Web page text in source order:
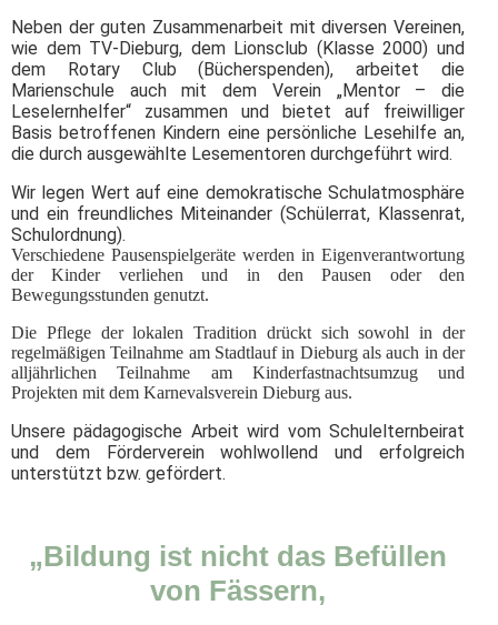
Neben der guten Zusammenarbeit mit diversen Vereinen,
wie dem TV-Dieburg, dem Lionsclub (Klasse 2000) und
dem Rotary Club (Bücherspenden), arbeitet die
Marienschule auch mit dem Verein „Mentor – die
Leselernhelfer“ zusammen und bietet auf freiwilliger
Basis betroffenen Kindern eine persönliche Lesehilfe an,
die durch ausgewählte Lesementoren durchgeführt wird.
Wir legen Wert auf eine demokratische Schulatmosphäre
und ein freundliches Miteinander (Schülerrat, Klassenrat,
Schulordnung).
Verschiedene Pausenspielgeräte werden in Eigenverantwortung
der Kinder verliehen und in den Pausen oder den
Bewegungsstunden genutzt.
Die Pflege der lokalen Tradition drückt sich sowohl in der
regelmäßigen Teilnahme am Stadtlauf in Dieburg als auch in der
alljährlichen Teilnahme am Kinderfastnachtsumzug und
Projekten mit dem Karnevalsverein Dieburg aus.
Unsere pädagogische Arbeit wird vom Schulelternbeirat
und dem Förderverein wohlwollend und erfolgreich
unterstützt bzw. gefördert.
„Bildung ist nicht das Befüllen
von Fässern,